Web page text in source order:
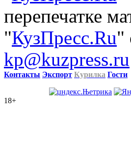
перепечатке
"КузПресс.Ru"
kp@kuzpress.ru
Контакты Экспорт Курилка Гости
18+